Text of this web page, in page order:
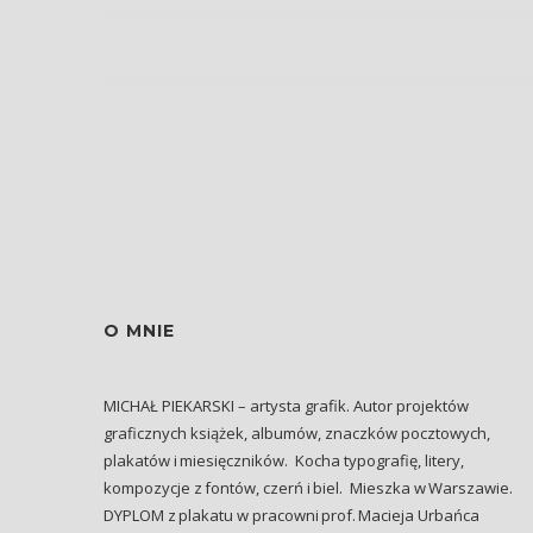
O MNIE
MICHAŁ PIEKARSKI – artysta grafik. Autor projektów
graficznych książek, albumów, znaczków pocztowych,
plakatów i miesięczników. Kocha typografię, litery,
kompozycje z fontów, czerń i biel. Mieszka w Warszawie.
DYPLOM z plakatu w pracowni prof. Macieja Urbańca